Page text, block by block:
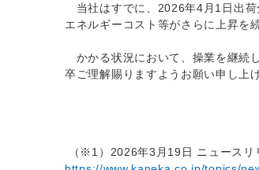
当社はすでに、2026年4月1日出荷
エネルギーコスト等がさらに上昇を
かかる状況において、操業を継続
卒ご理解賜りますようお願い申し上
（※1）2026年3月19日 ニュースリ